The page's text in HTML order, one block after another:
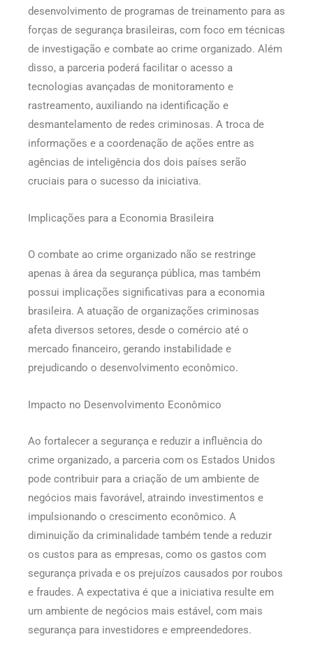
desenvolvimento de programas de treinamento para as
forças de segurança brasileiras, com foco em técnicas
de investigação e combate ao crime organizado. Além
disso, a parceria poderá facilitar o acesso a
tecnologias avançadas de monitoramento e
rastreamento, auxiliando na identificação e
desmantelamento de redes criminosas. A troca de
informações e a coordenação de ações entre as
agências de inteligência dos dois países serão
cruciais para o sucesso da iniciativa.
Implicações para a Economia Brasileira
O combate ao crime organizado não se restringe
apenas à área da segurança pública, mas também
possui implicações significativas para a economia
brasileira. A atuação de organizações criminosas
afeta diversos setores, desde o comércio até o
mercado financeiro, gerando instabilidade e
prejudicando o desenvolvimento econômico.
Impacto no Desenvolvimento Econômico
Ao fortalecer a segurança e reduzir a influência do
crime organizado, a parceria com os Estados Unidos
pode contribuir para a criação de um ambiente de
negócios mais favorável, atraindo investimentos e
impulsionando o crescimento econômico. A
diminuição da criminalidade também tende a reduzir
os custos para as empresas, como os gastos com
segurança privada e os prejuízos causados por roubos
e fraudes. A expectativa é que a iniciativa resulte em
um ambiente de negócios mais estável, com mais
segurança para investidores e empreendedores.